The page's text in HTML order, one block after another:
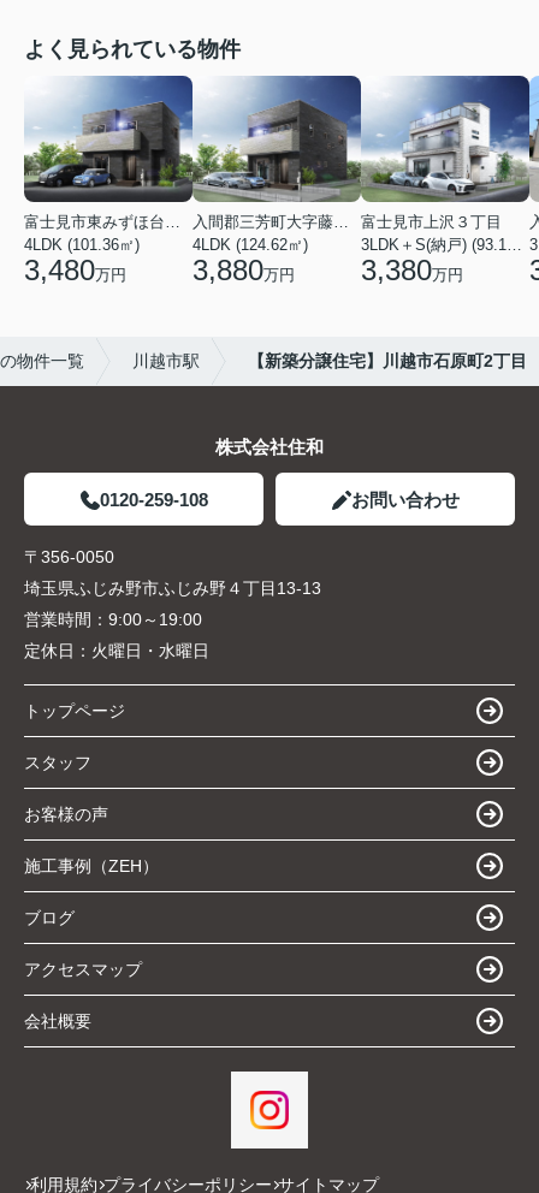
よく見られている物件
富士見市東みずほ台４丁目
4LDK (101.36㎡)
3,480万円
入間郡三芳町大字藤久保
4LDK (124.62㎡)
3,880万円
富士見市上沢３丁目
3LDK＋S(納戸) (93.15㎡)
3,380万円
物件一覧 川越市駅 【新築分譲住宅】川越市石原町2丁目
株式会社住和
0120-259-108 お問い合わせ
〒356-0050
埼玉県ふじみ野市ふじみ野４丁目13-13
営業時間： 9:00～19:00
定休日： 火曜日・水曜日
トップページ
スタッフ
お客様の声
施工事例（ZEH）
ブログ
アクセスマップ
会社概要
利用規約 プライバシーポリシー サイトマップ